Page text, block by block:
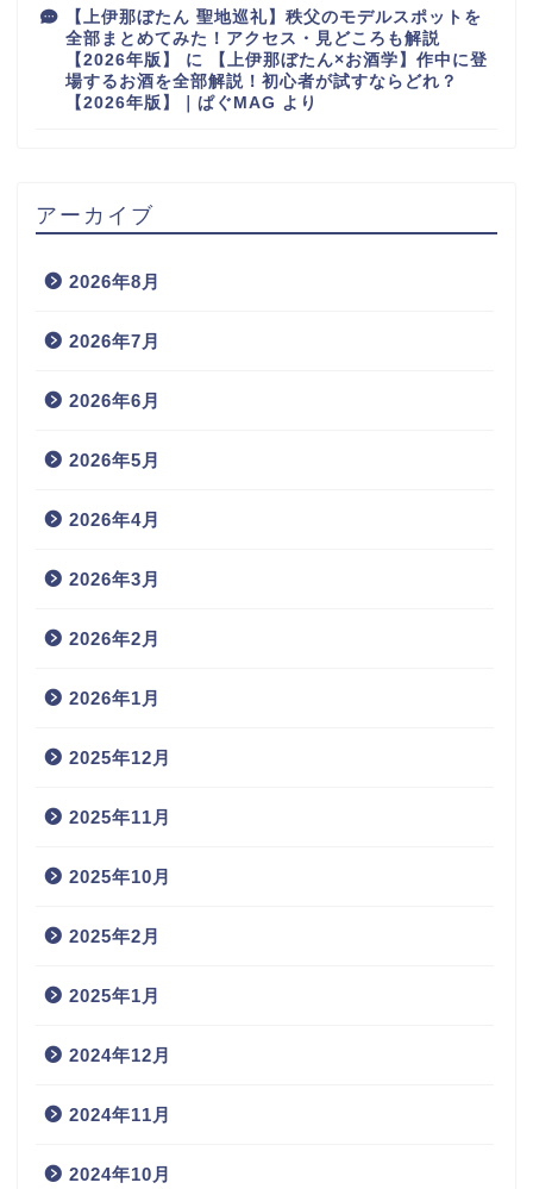
【上伊那ぼたん 聖地巡礼】秩父のモデルスポットを
全部まとめてみた！アクセス・見どころも解説
【2026年版】
に
【上伊那ぼたん×お酒学】作中に登
場するお酒を全部解説！初心者が試すならどれ？
【2026年版】｜ぱぐMAG より
アーカイブ
2026年8月
2026年7月
2026年6月
2026年5月
2026年4月
2026年3月
2026年2月
2026年1月
2025年12月
2025年11月
2025年10月
2025年2月
2025年1月
2024年12月
2024年11月
2024年10月